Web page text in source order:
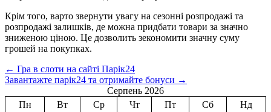
Крім того, варто звернути увагу на сезонні розпродажі та
розпродажі залишків, де можна придбати товари за значно
зниженою ціною. Це дозволить зекономити значну суму
грошей на покупках.
Навігація
по
запису
← Гра в слоти на сайті Парік24
Завантажте парік24 та отримайте бонуси →
Серпень 2026
Пн
Вт Ср Чт Пт Сб Нд